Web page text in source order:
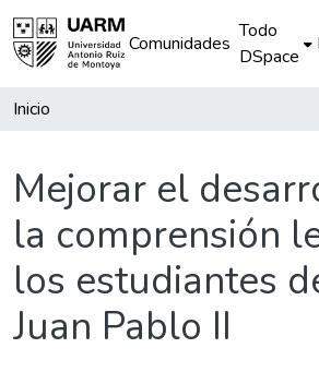
Comunidades
Todo
DSpace
Inicio
Mejorar el
la comprensión
los estudiantes
Juan Pablo II